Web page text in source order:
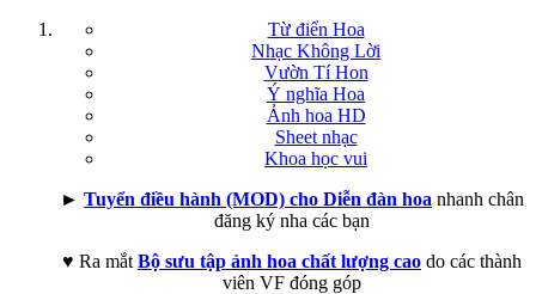
Từ điển Hoa
Nhạc Không Lời
Vườn Tí Hon
Ý nghĩa Hoa
Ảnh hoa HD
Sheet nhạc
Khoa học vui
► Tuyển điều hành (MOD) cho Diễn đàn hoa nhanh chân
đăng ký nha các bạn
♥ Ra mắt Bộ sưu tập ảnh hoa chất lượng cao do các thành
viên VF đóng góp